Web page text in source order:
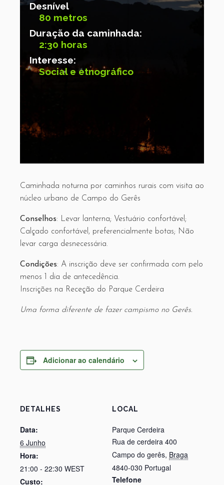
Desnível
Duração da caminhada:
Interesse:
80 metros
2:30 horas
Social e etnográfico
Caminhada noturna por caminhos rurais com visita ao
núcleo urbano de Campo do Gerês
Conselhos: Levar lanterna; Vestuário confortável;
Calçado confortável, preferencialmente botas; Não
levar carga desnecessária.
Condições: A inscrição deve ser confirmada com pelo
menos 1 dia de antecedência.
Inscrições na Receção do Parque Cerdeira
Uma forma diferente de fazer campismo no Gerês.
Adicionar ao calendário
DETALHES
Data:
6 Junho
Hora:
21:00 - 22:30 WEST
Custo:
LOCAL
Parque Cerdeira
Rua de cerdeira 400
Campo do gerês, Braga
4840-030 Portugal
Telefone